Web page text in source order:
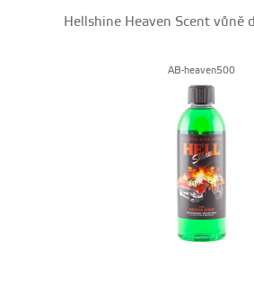
Hellshine Heaven Scent vůně
AB-heaven500